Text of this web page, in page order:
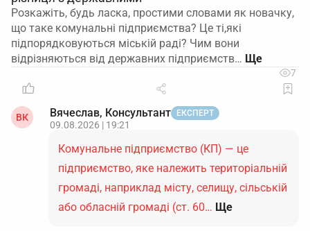
Розкажіть, будь ласка, простими словами як новачку,
що таке комунальні підприємства? Це ті,які
підпорядковуються міській раді? Чим вони
відрізняються від державних підприємств…
7
ВК Вячеслав, Консультант ЕКСПЕРТ
09.08.2026 | 19:21
Комунальне підприємство (КП) — це
підприємство, яке належить територіальній
громаді, наприклад місту, селищу, сільській
або обласній громаді (ст. 60… Ще